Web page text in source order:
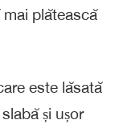
plătească
este lăsată
și ușor